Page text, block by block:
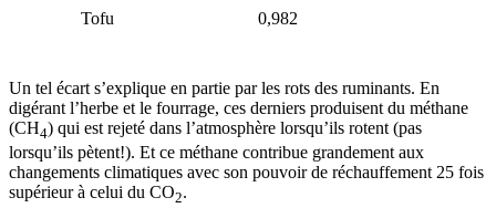
Tofu 0,982
Un tel écart s’explique en partie par les rots des ruminants. En
digérant l’herbe et le fourrage, ces derniers produisent du méthane
(CH4) qui est rejeté dans l’atmosphère lorsqu’ils rotent (pas
lorsqu’ils pètent!). Et ce méthane contribue grandement aux
changements climatiques avec son pouvoir de réchauffement 25 fois
supérieur à celui du CO2.